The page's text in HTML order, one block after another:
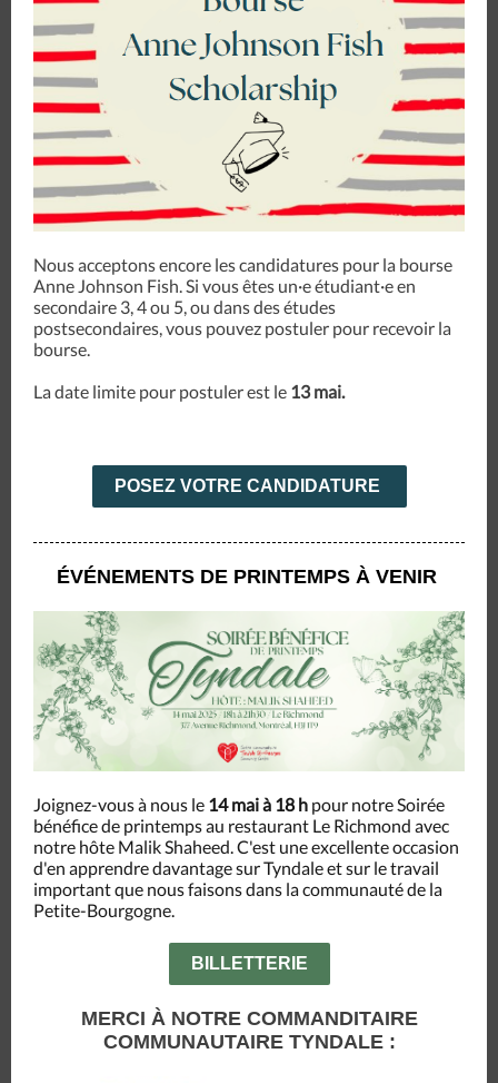
Nous acceptons encore les candidatures pour la bourse
Anne Johnson Fish. Si vous êtes un·e étudiant·e en
secondaire 3, 4 ou 5, ou dans des études
postsecondaires, vous pouvez postuler pour recevoir la
bourse.
La date limite pour postuler est le 13 mai.
POSEZ VOTRE CANDIDATURE
ÉVÉNEMENTS DE PRINTEMPS À VENIR
Joignez-vous à nous le 14 mai à 18 h pour notre Soirée
bénéfice de printemps au restaurant Le Richmond avec
notre hôte Malik Shaheed. C'est une excellente occasion
d'en apprendre davantage sur Tyndale et sur le travail
important que nous faisons dans la communauté de la
Petite-Bourgogne.
BILLETTERIE
MERCI À NOTRE COMMANDITAIRE
COMMUNAUTAIRE TYNDALE :